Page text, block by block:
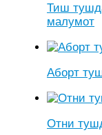
Тиш
малумот
Аборт
Отни